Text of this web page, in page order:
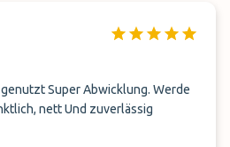
Werde
es immer wieder tun. Pünktlich, nett Und zuverlässig